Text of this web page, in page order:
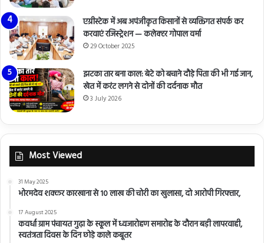
एग्रीस्टेक में अब अपंजीकृत किसानों से व्यक्तिगत संपर्क कर
करवाएं रजिस्ट्रेशन — कलेक्टर गोपाल वर्मा
29 October 2025
झटका तार बना काल: बेटे को बचाने दौड़े पिता की भी गई जान,
खेत में करंट लगने से दोनों की दर्दनाक मौत
3 July 2026
Most Viewed
31 May 2025
भोरमदेव शक्कर कारखाना से 10 लाख की चोरी का खुलासा, दो आरोपी गिरफ्तार,
17 August 2025
कवर्धा ग्राम पंचायत गुढ़ा के स्कूल में ध्वजारोहण समारोह के दौरान बड़ी लापरवाही,
स्वतंत्रता दिवस के दिन छोड़े काले कबूतर